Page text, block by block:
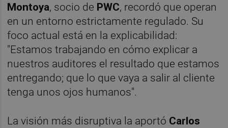
Montoya, socio de PWC, recordó que operan
en un entorno estrictamente regulado. Su
foco actual está en la explicabilidad:
"Estamos trabajando en cómo explicar a
nuestros auditores el resultado que estamos
entregando; que lo que vaya a salir al cliente
tenga unos ojos humanos".
La visión más disruptiva la aportó Carlos